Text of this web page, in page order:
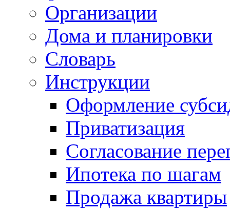
Организации
Дома и планировки
Словарь
Инструкции
Оформление
Приватизация
Согласование
Ипотека по шагам
Продажа квартиры